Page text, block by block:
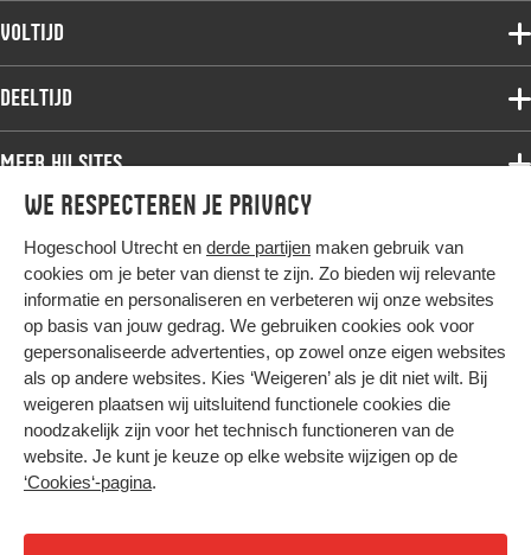
We respecteren je privacy
Hogeschool Utrecht en derde partijen maken gebruik van
cookies om je beter van dienst te zijn. Zo bieden wij relevante
informatie en personaliseren en verbeteren wij onze websites
op basis van jouw gedrag. We gebruiken cookies ook voor
gepersonaliseerde advertenties, op zowel onze eigen websites
als op andere websites. Kies ‘Weigeren’ als je dit niet wilt. Bij
weigeren plaatsen wij uitsluitend functionele cookies die
noodzakelijk zijn voor het technisch functioneren van de
website. Je kunt je keuze op elke website wijzigen op de
‘Cookies‘-pagina.
Voltijdopleidingen
Deeltijdopleidingen
Onderzoek
Werken bij de HU
Contact
Voltijd
Associate degree
Bachelor
Master
Studiekeuze voltijd
Deeltijd
Associate degree
Bachelor
Master
Post-master
Studiekeuze deeltijd
Meer HU sites
HU International
HU Bibliotheek
HU Ontwikkelt
Duurzame HU
Intranet
Trajectum
Hier komt alles samen
Colofon
Privacy
Cookies
Nieuwsbrief